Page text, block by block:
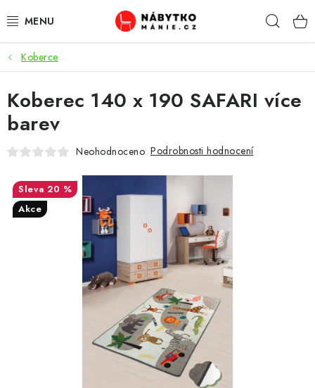
na
OBÝVACÍ POKOJ
KUCHYŇ A JÍDELNA
LOŽNICE
KANCELÁŘ / PRACOVNA
KOUPELNA A WC
CHOVATELSKÉ POTŘEBY
DOPLŇKY A DEKORACE
Koberce
Koberec 140 x 190 SAFARI více
barev
Neohodnoceno Podrobnosti hodnocení
20 %
Akce